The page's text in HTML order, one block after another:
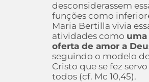
desconsiderassem
funções como
Maria Bertilla vivia
atividades como uma
oferta de amor a
seguindo o modelo
Cristo que se fez
todos (cf. Mc 10,45).